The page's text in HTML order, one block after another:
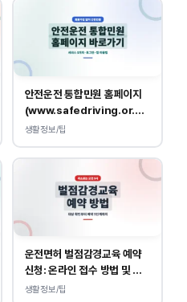
안전운전 통합민원 홈페이지
(www.safedriving.or.kr)
바로가기, 운전면허 민원 사이
생활정보/팁
운전면허 벌점감경교육 예약
신청: 온라인 접수 방법 및 비
용 안내
생활정보/팁